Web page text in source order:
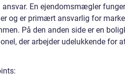
ansvar. En ejendomsmægler
og er primært ansvarlig for
På den anden side er en
der arbejder udelukkende for